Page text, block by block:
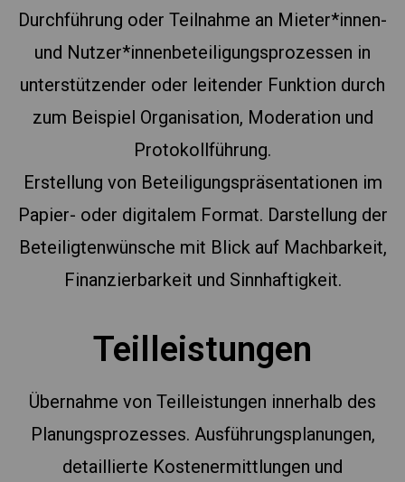
Durchführung oder Teilnahme an Mieter*innen-
und Nutzer*innenbeteiligungsprozessen in
unterstützender oder leitender Funktion durch
zum Beispiel Organisation, Moderation und
Protokollführung.
Erstellung von Beteiligungspräsentationen im
Papier- oder digitalem Format. Darstellung der
Beteiligtenwünsche mit Blick auf Machbarkeit,
Finanzierbarkeit und Sinnhaftigkeit.
Teilleistungen
Übernahme von Teilleistungen innerhalb des
Planungsprozesses. Ausführungsplanungen,
detaillierte Kostenermittlungen und